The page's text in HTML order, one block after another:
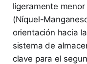
ligeramente
(Níquel-
orientación hacia
sistema de
clave para el